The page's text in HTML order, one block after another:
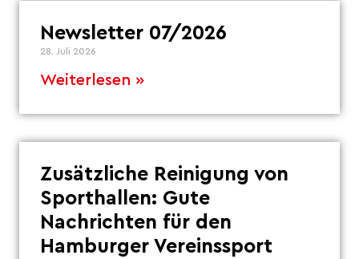
Newsletter 07/2026
28. Juli 2026
Weiterlesen »
Zusätzliche Reinigung von
Sporthallen: Gute
Nachrichten für den
Hamburger Vereinssport